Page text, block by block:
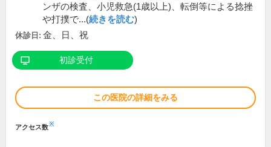
ンザの検査、小児救急(1歳以上)、転倒等による捻挫
や打撲で...(続きを読む)
休診日: 金、日、祝
初診受付
この医院の詳細をみる
アクセス数※